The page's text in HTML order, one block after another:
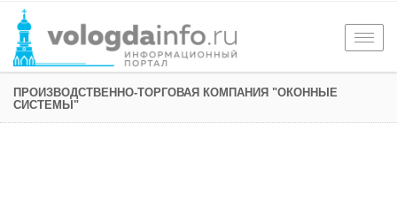
ПРОИЗВОДСТВЕННО-ТОРГОВАЯ КОМПАНИЯ "ОКОННЫЕ
СИСТЕМЫ"